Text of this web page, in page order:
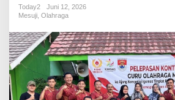
a
n
N
a
m
a
Today2
Juni 12, 2026
Mesuji, Olahraga